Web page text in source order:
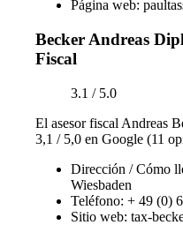
Página web:
Becker Andreas
Fiscal
3.1 / 5.0
El asesor fiscal Andreas
3,1 / 5,0 en Google (11
Dirección / Cómo
Wiesbaden
Teléfono: + 49 (0)
Sitio web: tax-